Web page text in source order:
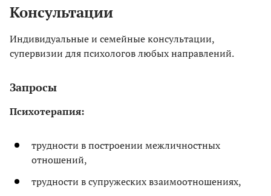
Консультации
Индивидуальные и семейные консультации,
супервизии для психологов любых направлений.
Запросы
Психотерапия:
трудности в построении межличностных
отношений,
трудности в супружеских взаимоотношениях,